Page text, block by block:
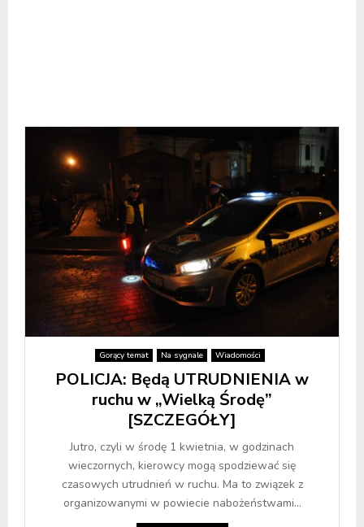
Gorący temat Na sygnale Wiadomości
POLICJA: Będą UTRUDNIENIA w
ruchu w „Wielką Środę”
[SZCZEGÓŁY]
Jutro, czyli w środę 1 kwietnia, w godzinach
wieczornych, kierowcy mogą spodziewać się
czasowych utrudnień w ruchu. Ma to związek z
organizowanymi w powiecie nabożeństwami...